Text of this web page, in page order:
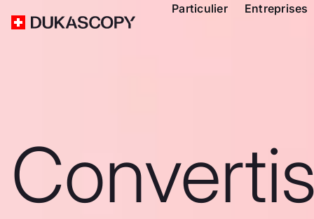
Particulier Entreprises